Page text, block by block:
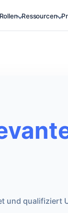
Ressourcen
und qualifiziert